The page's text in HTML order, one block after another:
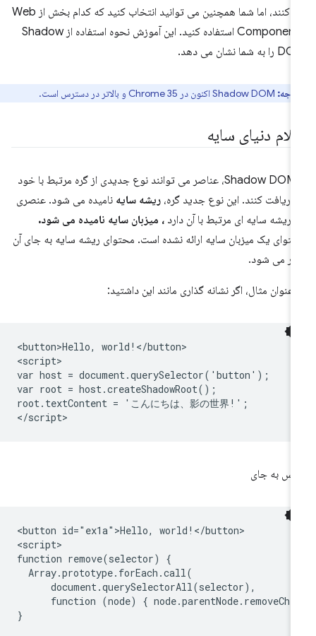
کار کنند، اما شما همچنین می توانید انتخاب کنید که کدام بخش از Web
Components استفاده کنید. این آموزش نحوه استفاده از Shadow
دنیای سایه
با Shadow DOM، عناصر می توانند نوع جدیدی از گره مرتبط با خود
دریافت کنند. این نوع جدید گره،ریشه سایهنامیده می شود. عنصری
ریشه سایه ای مرتبط با آن دارد، میزبان سایه نامیده می شود.
یک میزبان سایه ارائه نشده است. محتوای ریشه سایه به جای آن
می شود.
عنوان مثال، اگر نشانه گذاری مانند این داشتید:
<button>Hello, world!</button>
<script>
var host = document.querySelector('button');
var root = host.createShadowRoot();
root.textContent = 'こんにちは、影の世界!';
به جای
<button id="ex1a">Hello, world!</button>
<script>
function remove(selector) {
  Array.prototype.forEach.call(
      document.querySelectorAll(selector),
function (node) {